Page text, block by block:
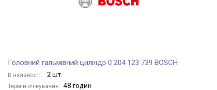
Головний гальмівний циліндр 0 204 123 739 BOSCH
В наявності: 2 шт.
Термін очікування: 48 годин